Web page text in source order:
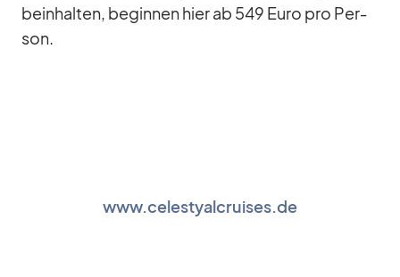
be­inhal­ten, be­gin­nen hier ab 549 Euro pro Per­
son.
www.celestyalcruises.de